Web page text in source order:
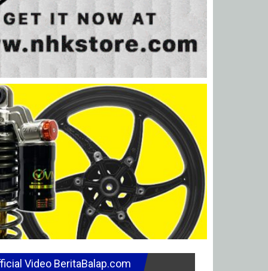
Video BeritaBalap.com